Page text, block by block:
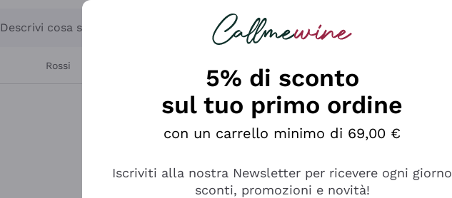
Descrivi cosa stai cercando
Rossi
5% di sconto
sul tuo primo ordine
con un carrello minimo di 69,00 €
Iscriviti alla nostra Newsletter per ricevere ogni giorno
sconti, promozioni e novità!